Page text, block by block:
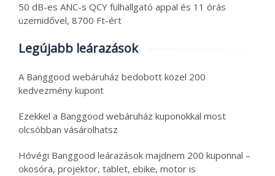
50 dB-es ANC-s QCY fülhallgató appal és 11 órás
üzemidővel, 8700 Ft-ért
Legújabb leárazások
A Banggood webáruház bedobott közel 200
kedvezmény kupont
Ezekkel a Banggood webáruház kuponokkal most
olcsóbban vásárolhatsz
Hóvégi Banggood leárazások majdnem 200 kuponnal –
okosóra, projektor, tablet, ebike, motor is